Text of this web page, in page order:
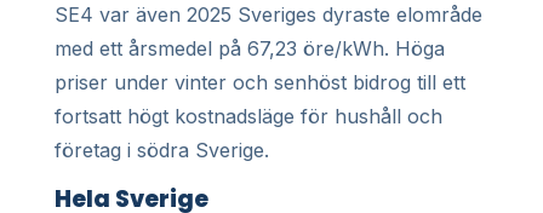
SE4 var även 2025 Sveriges dyraste elområde
med ett årsmedel på 67,23 öre/kWh. Höga
priser under vinter och senhöst bidrog till ett
fortsatt högt kostnadsläge för hushåll och
företag i södra Sverige.
Hela Sverige